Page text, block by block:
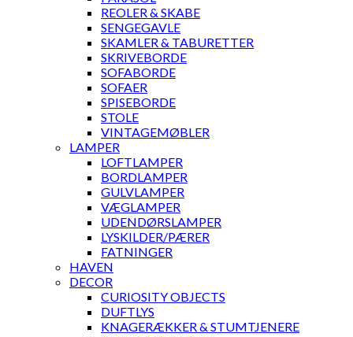
REOLER & SKABE
SENGEGAVLE
SKAMLER & TABURETTER
SKRIVEBORDE
SOFABORDE
SOFAER
SPISEBORDE
STOLE
VINTAGEMØBLER
LAMPER
LOFTLAMPER
BORDLAMPER
GULVLAMPER
VÆGLAMPER
UDENDØRSLAMPER
LYSKILDER/PÆRER
FATNINGER
HAVEN
DECOR
CURIOSITY OBJECTS
DUFTLYS
KNAGERÆKKER & STUMTJENERE